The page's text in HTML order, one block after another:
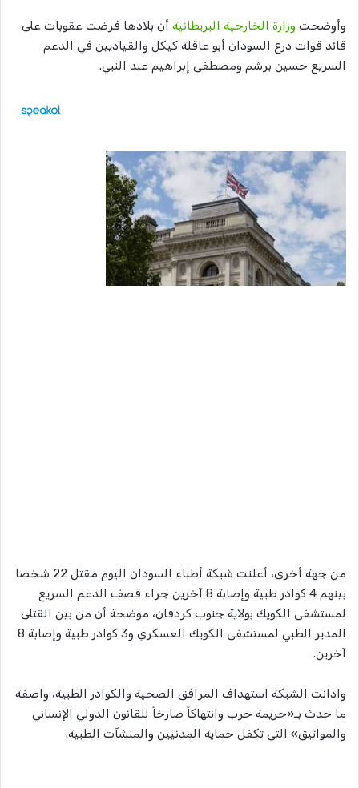
وأوضحت وزارة الخارجية البريطانية أن بلادها فرضت عقوبات على
قائد قوات درع السودان أبو عاقلة كيكل والقياديين في الدعم
السريع حسين برشم ومصطفى إبراهيم عبد النبي.
من جهة أخرى، أعلنت شبكة أطباء السودان اليوم مقتل 22 شخصا
بينهم 4 كوادر طبية وإصابة 8 آخرين جراء قصف الدعم السريع
لمستشفى الكويك بولاية جنوب كردفان، موضحة أن من بين القتلى
المدير الطبي لمستشفى الكويك العسكري و3 كوادر طبية وإصابة 8
آخرين.
وادانت الشبكة استهداف المرافق الصحية والكوادر الطبية، واصفة
ما حدث بـ«جريمة حرب وانتهاكاً صارخاً للقانون الدولي الإنساني
والمواثيق» التي تكفل حماية المدنيين والمنشآت الطبية.